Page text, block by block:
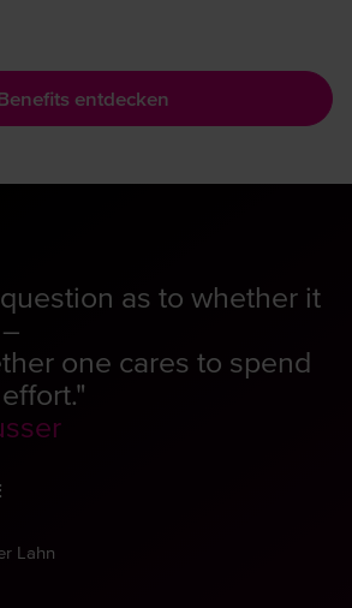
entdecken
as to whether it
one cares to spend
Lahn